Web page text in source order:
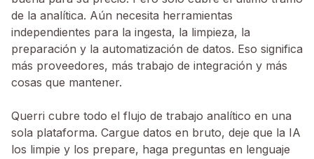
de la analítica. Aún necesita herramientas
independientes para la ingesta, la limpieza, la
preparación y la automatización de datos. Eso significa
más proveedores, más trabajo de integración y más
cosas que mantener.
Querri cubre todo el flujo de trabajo analítico en una
sola plataforma. Cargue datos en bruto, deje que la IA
los limpie y los prepare, haga preguntas en lenguaje